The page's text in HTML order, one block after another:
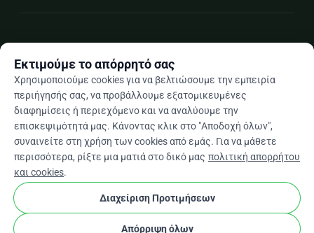
Elarrow_drop_down
★★★★★4,9 / 5 βάσει 500+ κριτικών
© 2012–2026
Όροι και προϋποθέσειςcookieΡυθμίσεις Cookies
Εκτιμούμε το απόρρητό σας
Χρησιμοποιούμε cookies για να βελτιώσουμε την εμπειρία
περιήγησής σας, να προβάλλουμε εξατομικευμένες
διαφημίσεις ή περιεχόμενο και να αναλύουμε την
επισκεψιμότητά μας. Κάνοντας κλικ στο "Αποδοχή όλων",
συναινείτε στη χρήση των cookies από εμάς. Για να μάθετε
περισσότερα, ρίξτε μια ματιά στο δικό μας πολιτική απορρήτου
και cookies.
Διαχείριση Προτιμήσεων
Απόρριψη όλων